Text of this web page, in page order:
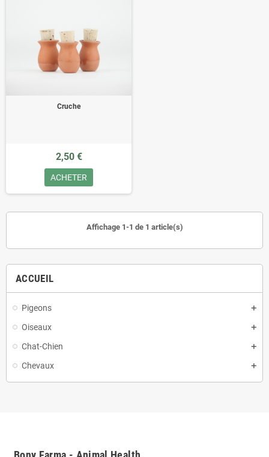
ACCUEIL
Pigeons
Oiseaux
Chat-Chien
Chevaux
Cruche
2,50 €
ACHETER
Affichage 1-1 de 1 article(s)